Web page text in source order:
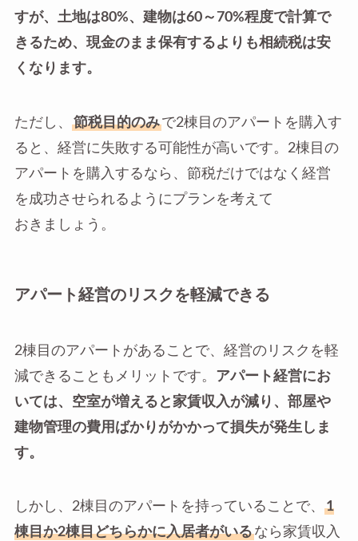
すが、土地は80%、建物は60～70%程度で計算で
きるため、現金のまま保有するよりも相続税は安
くなります。
ただし、 節税目的のみで2棟目のアパートを購入す
ると、経営に失敗する可能性が高いです。2棟目の
アパートを購入するなら、節税だけではなく経営
を成功させられるようにプランを考えて
おきましょう。
アパート経営のリスクを軽減できる
2棟目のアパートがあることで、経営のリスクを軽
減できることもメリットです。 アパート経営にお
いては、空室が増えると家賃収入が減り、部屋や
建物管理の費用ばかりがかかって損失が発生しま
す。
しかし、2棟目のアパートを持っていることで、
1
棟目か2棟目どちらかに入居者がいるなら家賃収入